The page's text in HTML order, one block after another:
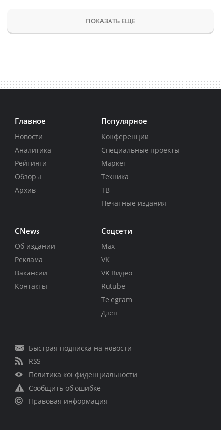
ПОКАЗАТЬ ЕЩЕ
Главное
Новости
Аналитика
Рейтинги
Обзоры
Архив
Популярное
Конференции
Специальные проекты
Маркет
Техника
ТВ
Печатные издания
CNews
Об издании
Реклама
Вакансии
Контакты
Соцсети
Max
VK
VK Видео
Rutube
Telegram
Дзен
Быстрая подписка на новости
RSS
Политика конфиденциальности
Сообщить об ошибке
Правовая информация